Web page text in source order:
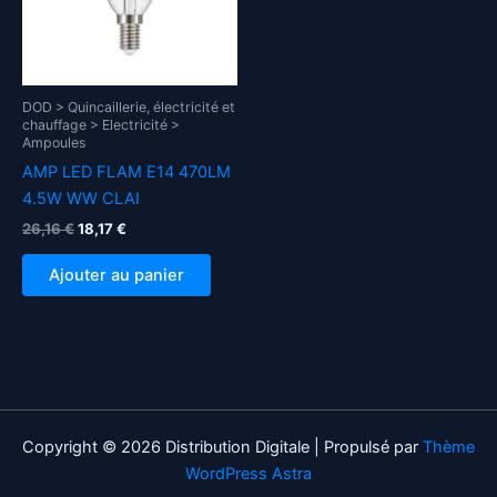
DOD > Quincaillerie, électricité et
chauffage > Electricité >
Ampoules
AMP LED FLAM E14 470LM
4.5W WW CLAI
26,16€Le
était :
18,17€
actuel
est :
Ajouter au panier
Copyright © 2026 Distribution Digitale | Propulsé par Thème
WordPress Astra